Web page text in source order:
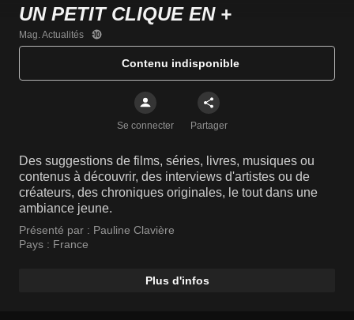
UN PETIT CLIQUE EN +
Mag. Actualités
Contenu indisponible
Se connecter Partager
Des suggestions de films, séries, livres, musiques ou
contenus à découvrir, des interviews d'artistes ou de
créateurs, des chroniques originales, le tout dans une
ambiance jeune.
Présenté par : Pauline Clavière
Pays : France
Plus d'infos